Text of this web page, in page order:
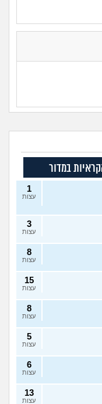
במדור
1
עצות
3
עצות
8
עצות
15
עצות
8
עצות
5
עצות
6
עצות
13
עצות